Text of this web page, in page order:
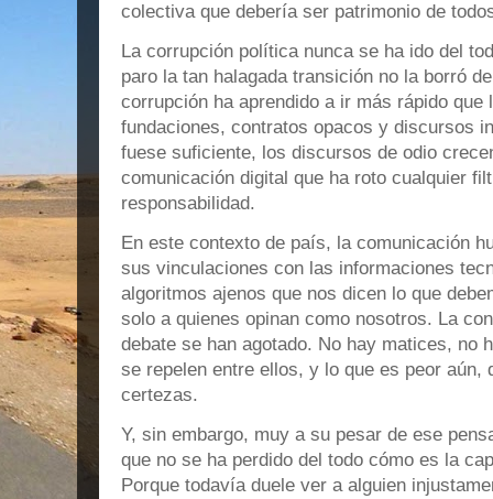
colectiva que debería ser patrimonio de
La corrupción política nunca se ha ido del
paro la tan halagada transición no la borró
corrupción ha aprendido a ir más rápido
fundaciones, contratos opacos y discursos
fuese suficiente, los discursos de odio
comunicación digital que ha roto cualquier
responsabilidad.
En este contexto de país, la comunicación
sus vinculaciones con las informaciones
algoritmos ajenos que nos dicen lo que
solo a quienes opinan como nosotros. La
debate se han agotado. No hay matices, no
se repelen entre ellos, y lo que es peor aún,
certezas.
Y, sin embargo, muy a su pesar de ese
que no se ha perdido del todo cómo es la
Porque todavía duele ver a alguien